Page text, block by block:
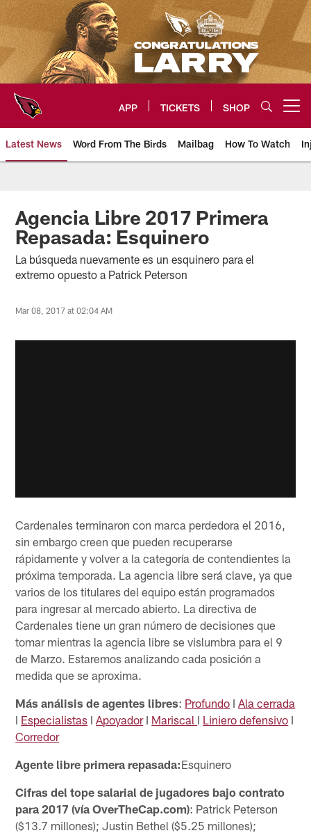
Skip
to
main
content
APP TICKETS SHOP
Latest News Word From The Birds Mailbag How To Watch
Arizona Cardinals Home: The
Agencia Libre 2017 Primera
Repasada: Esquinero
La búsqueda nuevamente es un esquinero para el
extremo opuesto a Patrick Peterson
Mar 08, 2017 at 02:04 AM
Cardenales terminaron con marca perdedora el 2016,
sin embargo creen que pueden recuperarse
rápidamente y volver a la categoría de contendientes la
próxima temporada. La agencia libre será clave, ya que
varios de los titulares del equipo están programados
para ingresar al mercado abierto. La directiva de
Cardenales tiene un gran número de decisiones que
tomar mientras la agencia libre se vislumbra para el 9
de Marzo. Estaremos analizando cada posición a
medida que se aproxima.
Más análisis de agentes libres: Profundo IAla cerrada
I Especialistas IApoyadorI Mariscal I Liniero defensivo I
Corredor
Agente libre primera repasada:Esquinero
Cifras del tope salarial de jugadores bajo contrato
para 2017 (vía OverTheCap.com): Patrick Peterson
($13.7 millones); Justin Bethel ($5.25 millones);